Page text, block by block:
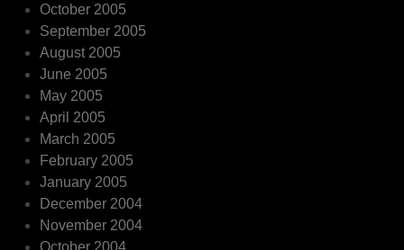
October 2005
September 2005
August 2005
June 2005
May 2005
April 2005
March 2005
February 2005
January 2005
December 2004
November 2004
October 2004